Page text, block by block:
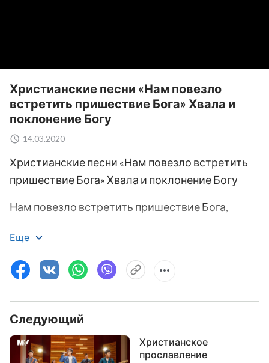
Христианские песни «Нам повезло
встретить пришествие Бога» Хвала и
поклонение Богу
14.03.2020
Христианские песни «Нам повезло встретить
пришествие Бога» Хвала и поклонение Богу
Нам повезло встретить пришествие Бога,
мы слышим Его голос.
Нам повезло встретить пришествие Бога,
Мы знаем воплощенного Всемогущего Бога,
мы видим Его чудные дела.
Еще
Следующий
Христианское
прославление